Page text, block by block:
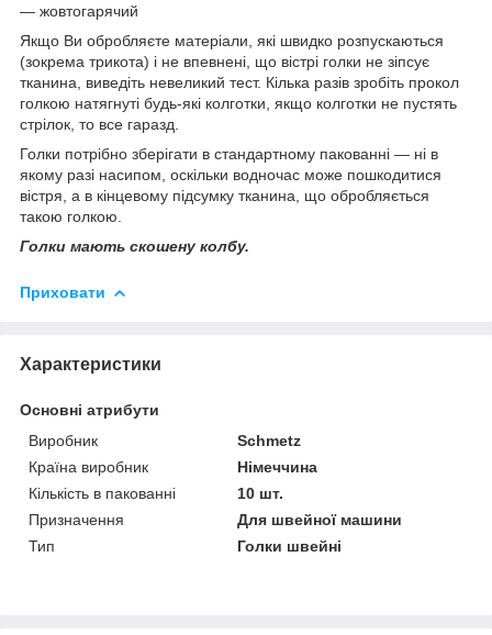
— жовтогарячий
Якщо Ви обробляєте матеріали, які швидко розпускаються
(зокрема трикота) і не впевнені, що вістрі голки не зіпсує
тканина, виведіть невеликий тест. Кілька разів зробіть прокол
голкою натягнуті будь-які колготки, якщо колготки не пустять
стрілок, то все гаразд.
Голки потрібно зберігати в стандартному пакованні — ні в
якому разі насипом, оскільки водночас може пошкодитися
вістря, а в кінцевому підсумку тканина, що обробляється
такою голкою.
Голки мають скошену колбу.
Приховати
Характеристики
Основні атрибути
Виробник
Schmetz
Країна виробник
Німеччина
Кількість в пакованні
10 шт.
Призначення
Для швейної машини
Тип
Голки швейні